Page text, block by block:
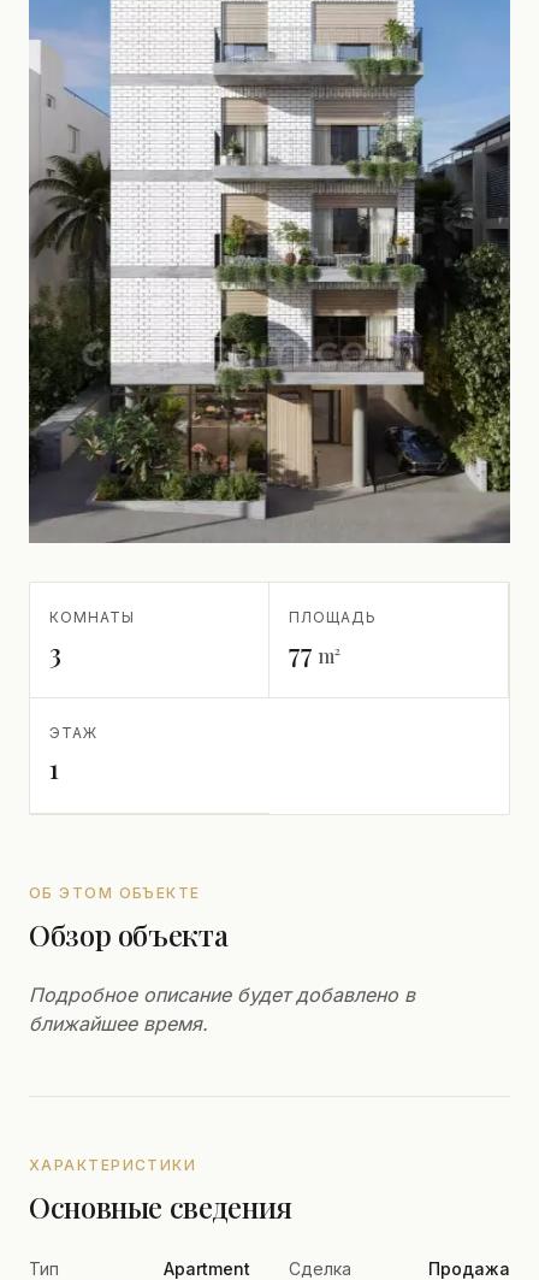
КОМНАТЫ
3
ПЛОЩАДЬ
77 m²
ЭТАЖ
1
ОБ ЭТОМ ОБЪЕКТЕ
Обзор объекта
Подробное описание будет добавлено в
ближайшее время.
ХАРАКТЕРИСТИКИ
Основные сведения
Тип
Apartment Сделка Продажа